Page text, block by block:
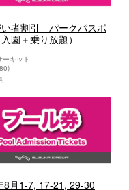
者割引 パークパスポ
園＋乗り放題）
ーキット
8位
8月1-7, 17-21, 29-30